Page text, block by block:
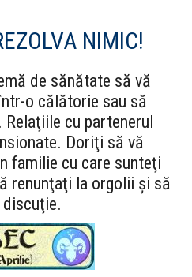
NIMIC!
de sănătate să vă
o călătorie sau să
cu partenerul
Doriţi să vă
familie cu care sunteţi
renunţaţi la orgolii şi să